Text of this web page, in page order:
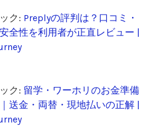
ク: Preplyの評判は？口コミ・
全性を利用者が正直レビュー |
ク: 留学・ワーホリのお金準備
送金・両替・現地払いの正解 |